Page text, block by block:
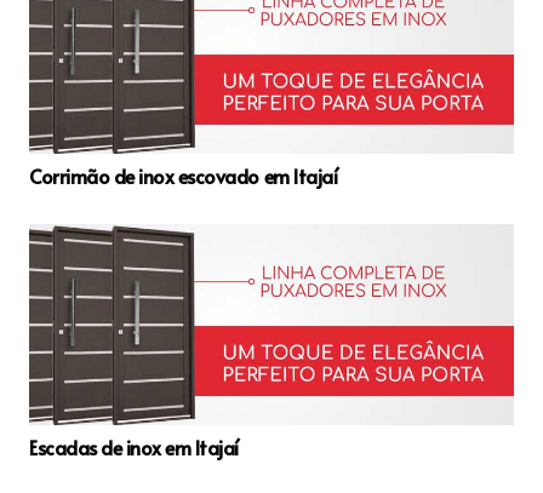
Corrimão de inox escovado em Itajaí
Escadas de inox em Itajaí